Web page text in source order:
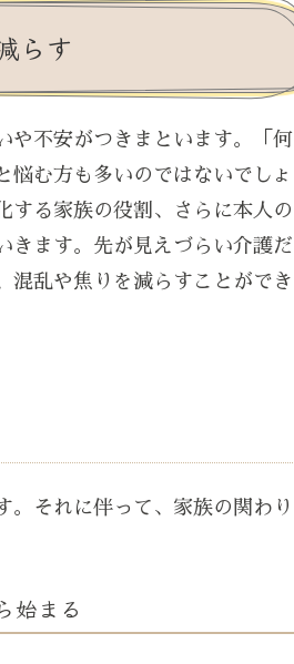
らす
や不安がつきまといます。「何
悩む方も多いのではないでしょ
する家族の役割、さらに本人の
きます。先が見えづらい介護だ
混乱や焦りを減らすことができ
。それに伴って、家族の関わり
始まる